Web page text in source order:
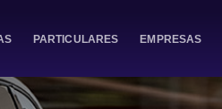
PARTICULARES EMPRESAS